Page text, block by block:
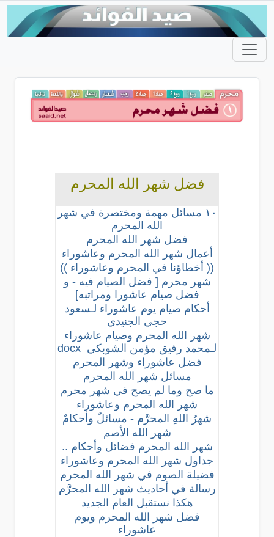
فضل شهر الله المحرم
١٠ مسائل مهمة ومختصرة في شهر
الله المحرم
فضل شهر الله المحرم
أعمال شهر الله المحرم وعاشوراء
(( أخطاؤنا في المحرم وعاشوراء ))
شهر محرم [ فضل الصيام فيه - و
فضل صيام عاشورا ومراتبه]
أحكام صيام يوم عاشوراء لـسعود
حجي الجنيدي
شهر الله المحرم وصيام عاشوراء
لـمحمد رفيق مؤمن الشوبكي docx
فضل عاشوراء وشهر المحرم
مسائل شهر الله المحرم
ما صح وما لم يصح في شهر محرم
شهر الله المحرم وعاشوراء
شهرُ اللهِ المحرَّم - مسائلٌ وأحكامٌ
شهر الله الأصم
شهر الله المحرم فضائل وأحكام ..
جداول شهر الله المحرم وعاشوراء
فضيلة الصوم في شهر الله المحرم
رسالة في أحاديث شهر الله المحرَّم
هكذا نستقبل العام الجديد
فضل شهر الله المحرم ويوم
عاشوراء